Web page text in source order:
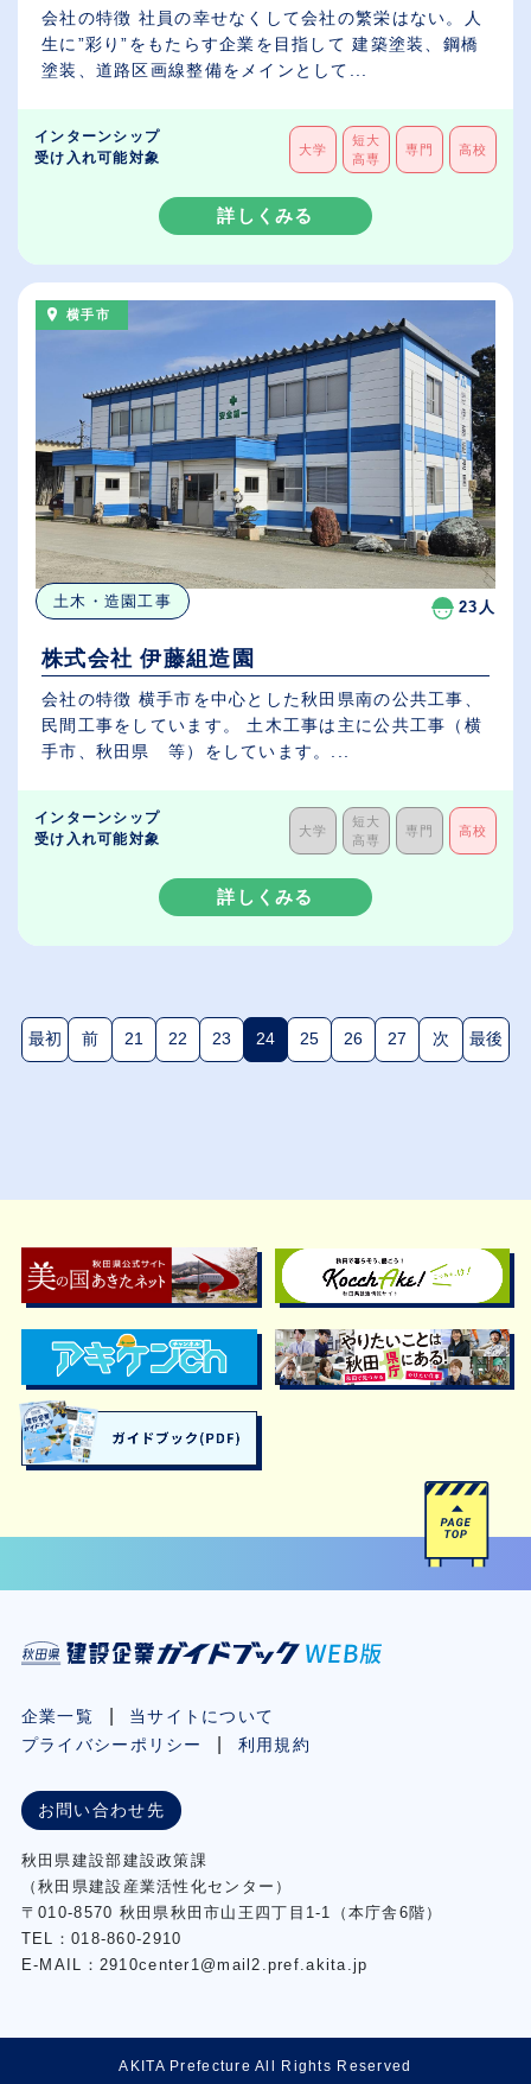
会社の特徴 社員の幸せなくして会社の繁栄はない。人
生に”彩り”をもたらす企業を目指して 建築塗装、鋼橋
塗装、道路区画線整備をメインとして...
インターンシップ
受け入れ可能対象
大学
短大
高専
専門 高校
詳しくみる
横手市
土木・造園工事 23人
株式会社 伊藤組造園
会社の特徴 横手市を中心とした秋田県南の公共工事、
民間工事をしています。 土木工事は主に公共工事（横
手市、秋田県 等）をしています。...
インターンシップ
受け入れ可能対象
大学
短大
高専
専門 高校
詳しくみる
最初 前 21 22 23 24(現在のページ)
25 26 27 次 最後
企業一覧
当サイトについて
プライバシーポリシー
利用規約
お問い合わせ先
秋⽥県建設部建設政策課
（秋⽥県建設産業活性化センター）
〒010-8570 秋田県秋田市⼭王四丁⽬1-1（本庁舎6階）
TEL：018-860-2910
E-MAIL：2910center1@mail2.pref.akita.jp
AKITA Prefecture All Rights Reserved